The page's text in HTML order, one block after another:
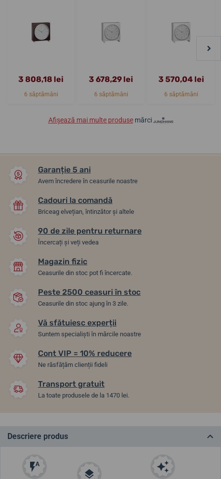
3 808,18 lei
6 săptămâni
3 678,29 lei
6 săptămâni
3 570,04 lei
6 săptămâni
Afișează mai multe produsemărci
Garanție 5 ani
Avem încredere în ceasurile noastre
Cadouri la comandă
Briceag elvețian, întinzător și altele
90 de zile pentru returnare
Încercați și veți vedea
Magazin fizic
Ceasurile din stoc pot fi încercate.
Peste 2500 ceasuri în stoc
Ceasurile din stoc ajung în 3 zile.
Vă sfătuiesc experții
Suntem specialiști în mărcile noastre
Cont VIP = 10% reducere
Ne răsfățăm clienții fideli
Transport gratuit
La toate produsele de la 1470 lei.
Descriere produs